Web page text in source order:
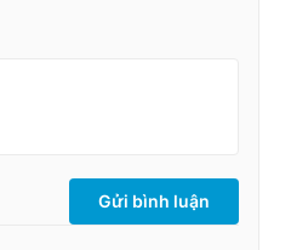
Gửi bình luận